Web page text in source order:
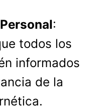
:
todos los
informados
de la